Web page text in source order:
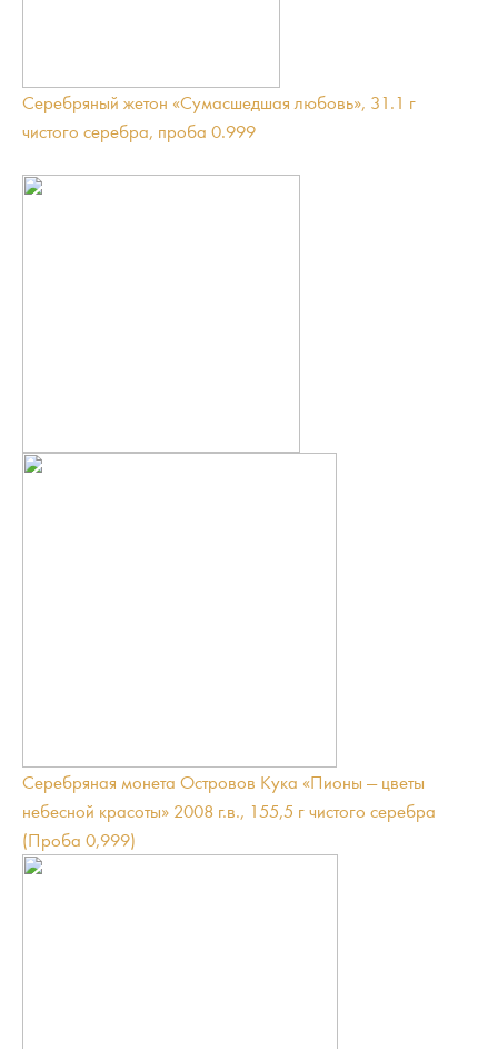
Серебряный жетон «Сумасшедшая любовь», 31.1 г
чистого серебра, проба 0.999
Серебряная монета Островов Кука «Пионы — цветы
небесной красоты» 2008 г.в., 155,5 г чистого серебра
(Проба 0,999)